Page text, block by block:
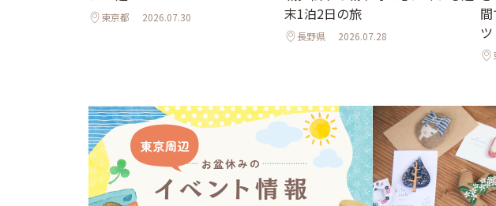
東京都 2026.07.30
末1泊2日の旅
長野県 2026.07.28
ツ